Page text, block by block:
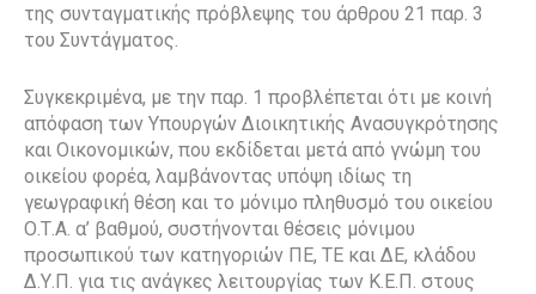
της συνταγματικής πρόβλεψης του άρθρου 21 παρ. 3
του Συντάγματος.
Συγκεκριμένα, με την παρ. 1 προβλέπεται ότι με κοινή
απόφαση των Υπουργών Διοικητικής Ανασυγκρότησης
και Οικονομικών, που εκδίδεται μετά από γνώμη του
οικείου φορέα, λαμβάνοντας υπόψη ιδίως τη
γεωγραφική θέση και το μόνιμο πληθυσμό του οικείου
Ο.Τ.Α. α’ βαθμού, συστήνονται θέσεις μόνιμου
προσωπικού των κατηγοριών ΠΕ, ΤΕ και ΔΕ, κλάδου
Δ.Υ.Π. για τις ανάγκες λειτουργίας των Κ.Ε.Π. στους